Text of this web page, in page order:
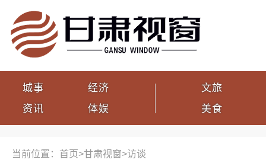
城事
资讯
经济
体娱
文旅
美食
当前位置：首页>甘肃视窗>访谈